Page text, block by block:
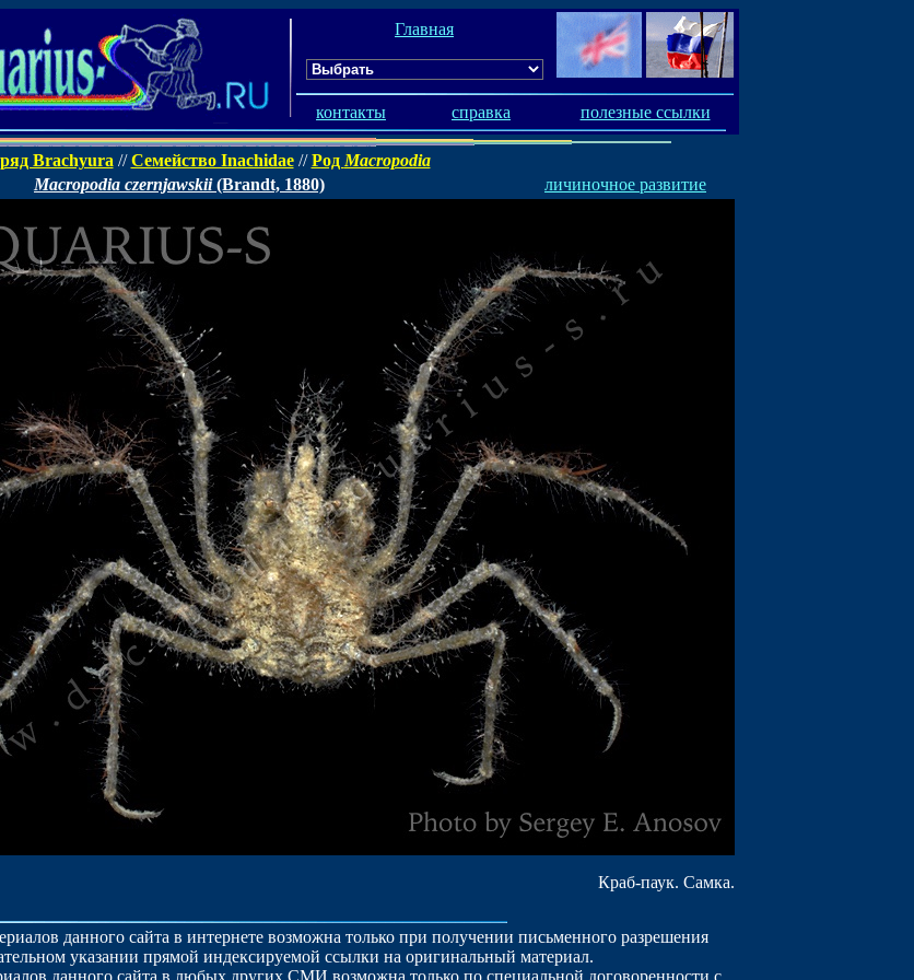
Главная
контакты справка полезные ссылки
Brachyura //Семейство Inachidae//Род Macropodia
Macropodia czernjawskii(Brandt, 1880) личиночное развитие
Краб-паук. Самка.
данного сайта в интернете возможна только при получении письменного разрешения
указании прямой индексируемой ссылки на оригинальный материал.
данного сайта в любых других СМИ возможна только по специальной договоренности с